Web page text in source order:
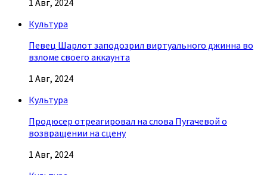
1 Авг, 2024
Культура
Певец Шарлот заподозрил виртуального джинна во
взломе своего аккаунта
1 Авг, 2024
Культура
Продюсер отреагировал на слова Пугачевой о
возвращении на сцену
1 Авг, 2024